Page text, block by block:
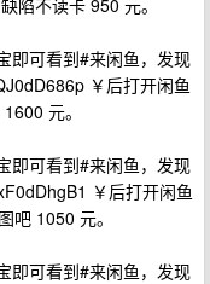
陷不读卡 950 元。
即可看到#来闲鱼，发现
￥后打开闲鱼
元。
即可看到#来闲鱼，发现
￥后打开闲鱼
吧 1050 元。
即可看到#来闲鱼，发现